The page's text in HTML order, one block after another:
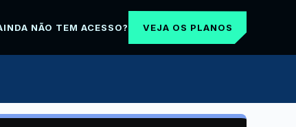
NÃO TEM ACESSO? VEJA OS PLANOS